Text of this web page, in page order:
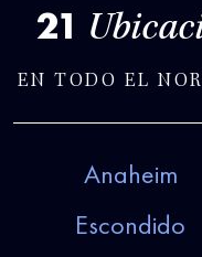
21
EN TODO EL
Anaheim
Escondido